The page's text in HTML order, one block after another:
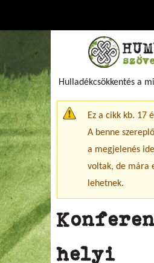
Hulladékcsökkentés a
Figyelmeztető
Ez a cikk kb. 17
A benne
a megjelenés
voltak, de mára
lehetnek.
helyi